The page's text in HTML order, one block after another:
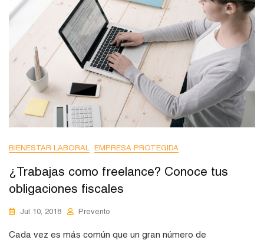
BIENESTAR LABORAL EMPRESA PROTEGIDA
¿Trabajas como freelance? Conoce tus
obligaciones fiscales
Jul 10, 2018 Prevento
Cada vez es más común que un gran número de